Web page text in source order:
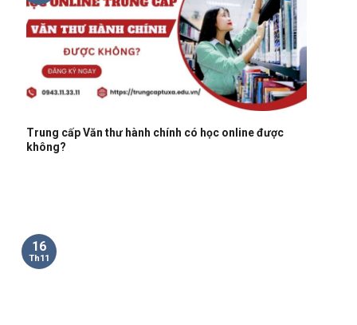
Trung cấp Văn thư hành chính có học online được
không?
16
Th11